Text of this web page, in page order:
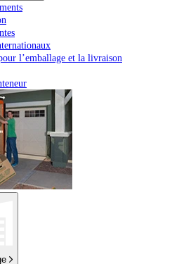
l’emballage et la livraison